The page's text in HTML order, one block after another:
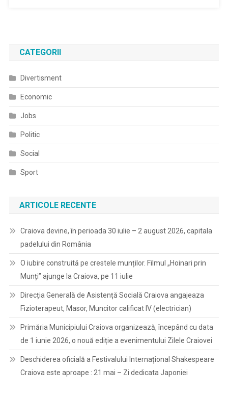
CATEGORII
Divertisment
Economic
Jobs
Politic
Social
Sport
ARTICOLE RECENTE
Craiova devine, în perioada 30 iulie – 2 august 2026, capitala
padelului din România
O iubire construită pe crestele munților. Filmul „Hoinari prin
Munți” ajunge la Craiova, pe 11 iulie
Direcția Generală de Asistență Socială Craiova angajeaza
Fizioterapeut, Masor, Muncitor calificat IV (electrician)
Primăria Municipiului Craiova organizează, începând cu data
de 1 iunie 2026, o nouă ediție a evenimentului Zilele Craiovei
Deschiderea oficială a Festivalului Internațional Shakespeare
Craiova este aproape : 21 mai – Zi dedicata Japoniei